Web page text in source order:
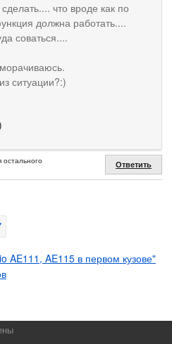
сделать.... что вроде как по
должна работать....
соваться....
ситуации?:)
Ответить
AE111, AE115 в первом кузове"